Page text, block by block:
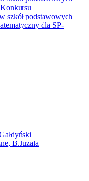
szkół podstawowych
dla SP-
B.Juzala